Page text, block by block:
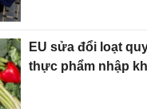
EU sửa đổi loạt
thực phẩm nhập